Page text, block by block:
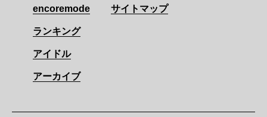
encoremode
ランキング
アイドル
アーカイブ
サイトマップ